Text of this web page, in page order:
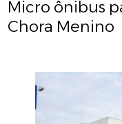
Micro ônibus
Chora Menino